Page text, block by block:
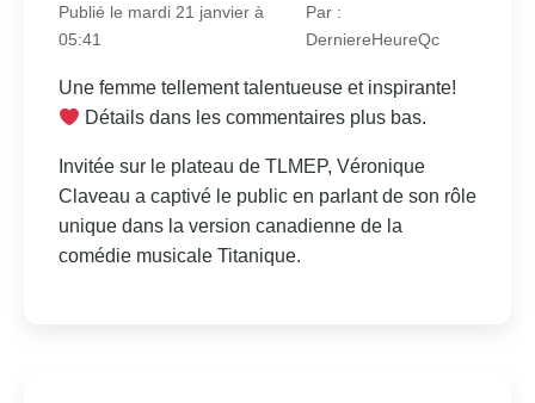
Publié le mardi 21 janvier à
05:41
Par :
DerniereHeureQc
Une femme tellement talentueuse et inspirante!
Détails dans les commentaires plus bas.
Invitée sur le plateau de TLMEP, Véronique
Claveau a captivé le public en parlant de son rôle
unique dans la version canadienne de la
comédie musicale Titanique.